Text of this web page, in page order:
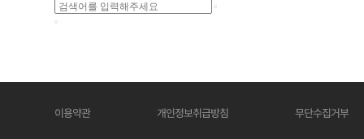
이용약관 개인정보취급방침 무단수집거부